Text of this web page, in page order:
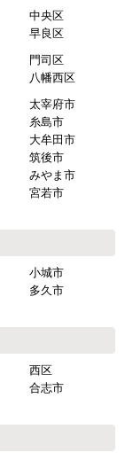
中央区
早良区
門司区
八幡西区
太宰府市
糸島市
大牟田市
筑後市
みやま市
宮若市
小城市
多久市
西区
合志市